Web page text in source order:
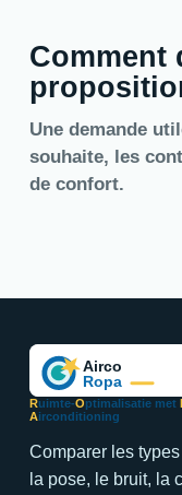
Comment
Une demande
souhaite, les
de confort.
Ruimte-Optimalisatie met
Airconditioning
Comparer les
la pose, le bruit, la